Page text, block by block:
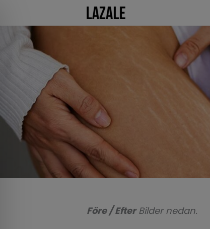
till
innehåll
Före / EfterBilder nedan.